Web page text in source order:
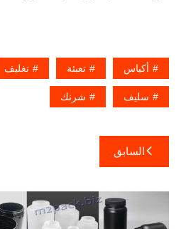
أكياس تعبئة تغليف
سليف شرنك
تصفّح
المقالات
السابق